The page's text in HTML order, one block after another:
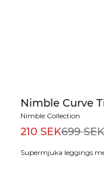
Nimble Curve
Nimble Collection
210 SEK699 SEK
Supermjuka leggings